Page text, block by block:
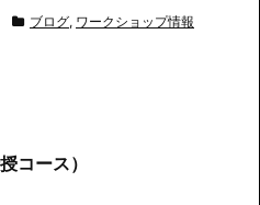
ブログ, ワークショップ情報
コース）